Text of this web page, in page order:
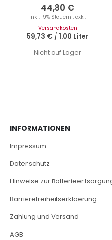
0%
44,80 €
Inkl. 19% Steuern , exkl.
Versandkosten
59,73 € / 1.00 Liter
Nicht auf Lager
INFORMATIONEN
Impressum
Datenschutz
Hinweise zur
Barrierefreiheitserklaerung
Zahlung und Versand
AGB